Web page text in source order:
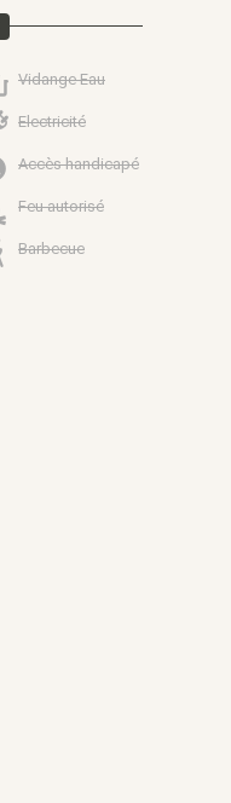
Vidange Eau
Electricité
Accès handicapé
Feu autorisé
Barbecue